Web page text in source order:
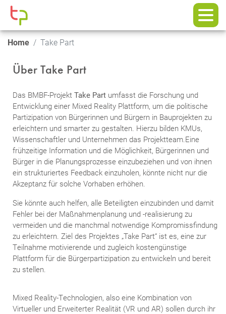
Home Take Part
Über Take Part
Das BMBF-Projekt Take Part umfasst die Forschung und
Entwicklung einer Mixed Reality Plattform, um die politische
Partizipation von Bürgerinnen und Bürgern in Bauprojekten zu
erleichtern und smarter zu gestalten. Hierzu bilden KMUs,
Wissenschaftler und Unternehmen das Projektteam.Eine
frühzeitige Information und die Möglichkeit, Bürgerinnen und
Bürger in die Planungsprozesse einzubeziehen und von ihnen
ein strukturiertes Feedback einzuholen, könnte nicht nur die
Akzeptanz für solche Vorhaben erhöhen.
Sie könnte auch helfen, alle Beteiligten einzubinden und damit
Fehler bei der Maßnahmenplanung und -realisierung zu
vermeiden und die manchmal notwendige Kompromissfindung
zu erleichtern. Ziel des Projektes „Take Part“ ist es, eine zur
Teilnahme motivierende und zugleich kostengünstige
Plattform für die Bürgerpartizipation zu entwickeln und bereit
zu stellen.
Mixed Reality-Technologien, also eine Kombination von
Virtueller und Erweiterter Realität (VR und AR) sollen durch ihr